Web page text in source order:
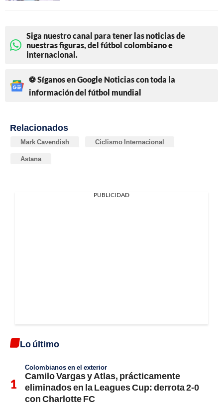
Siga nuestro canal para tener las noticias de
nuestras figuras, del fútbol colombiano e
internacional.
⚽ Síganos en Google Noticias con toda la
información del fútbol mundial
Relacionados
Mark Cavendish Ciclismo Internacional
Astana
PUBLICIDAD
Lo último
Colombianos en el exterior
Camilo Vargas y Atlas, prácticamente
eliminados en la Leagues Cup: derrota 2-0
con Charlotte FC